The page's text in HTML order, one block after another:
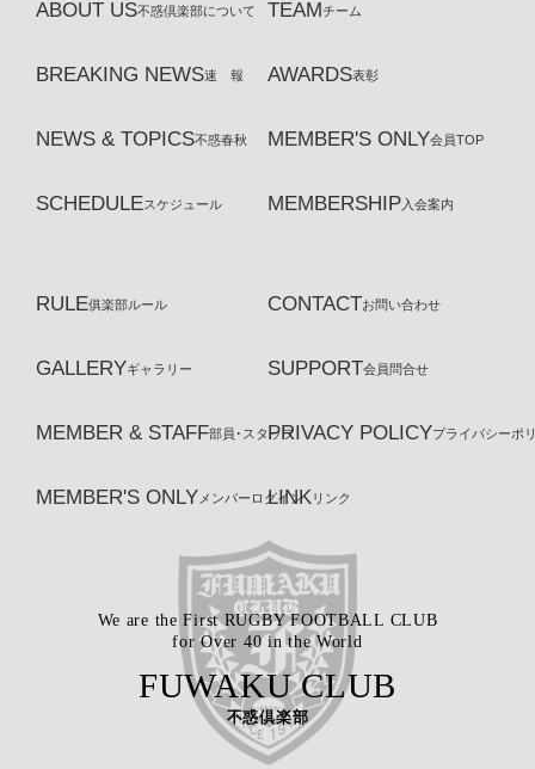
ABOUT US不惑倶楽部について
BREAKING NEWS速 報
NEWS & TOPICS不惑春秋
SCHEDULEスケジュール
TEAMチーム
AWARDS表彰
MEMBER'S ONLY会員TOP
MEMBERSHIP 入会案内
RULE俱楽部ルール
GALLERYギャラリー
MEMBER & STAFF部員･スタッフ
MEMBER'S ONLY メンバーログイン
CONTACTお問い合わせ
SUPPORT会員問合せ
PRIVACY POLICYプライバシーポ
LINK リンク
We are the First RUGBY FOOTBALL CLUB
for Over 40 in the World
FUWAKU CLUB
不惑倶楽部